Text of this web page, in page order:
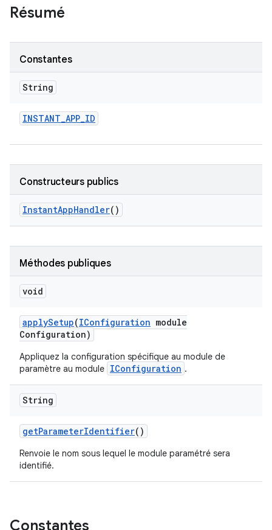
Résumé
Constantes
String
INSTANT_APP_ID
Constructeurs publics
InstantAppHandler()
Méthodes publiques
void
applySetup(IConfiguration module
Configuration)
Appliquez la configuration spécifique au module de
paramètre au module IConfiguration .
String
getParameterIdentifier()
Renvoie le nom sous lequel le module paramétré sera
identifié.
Constantes